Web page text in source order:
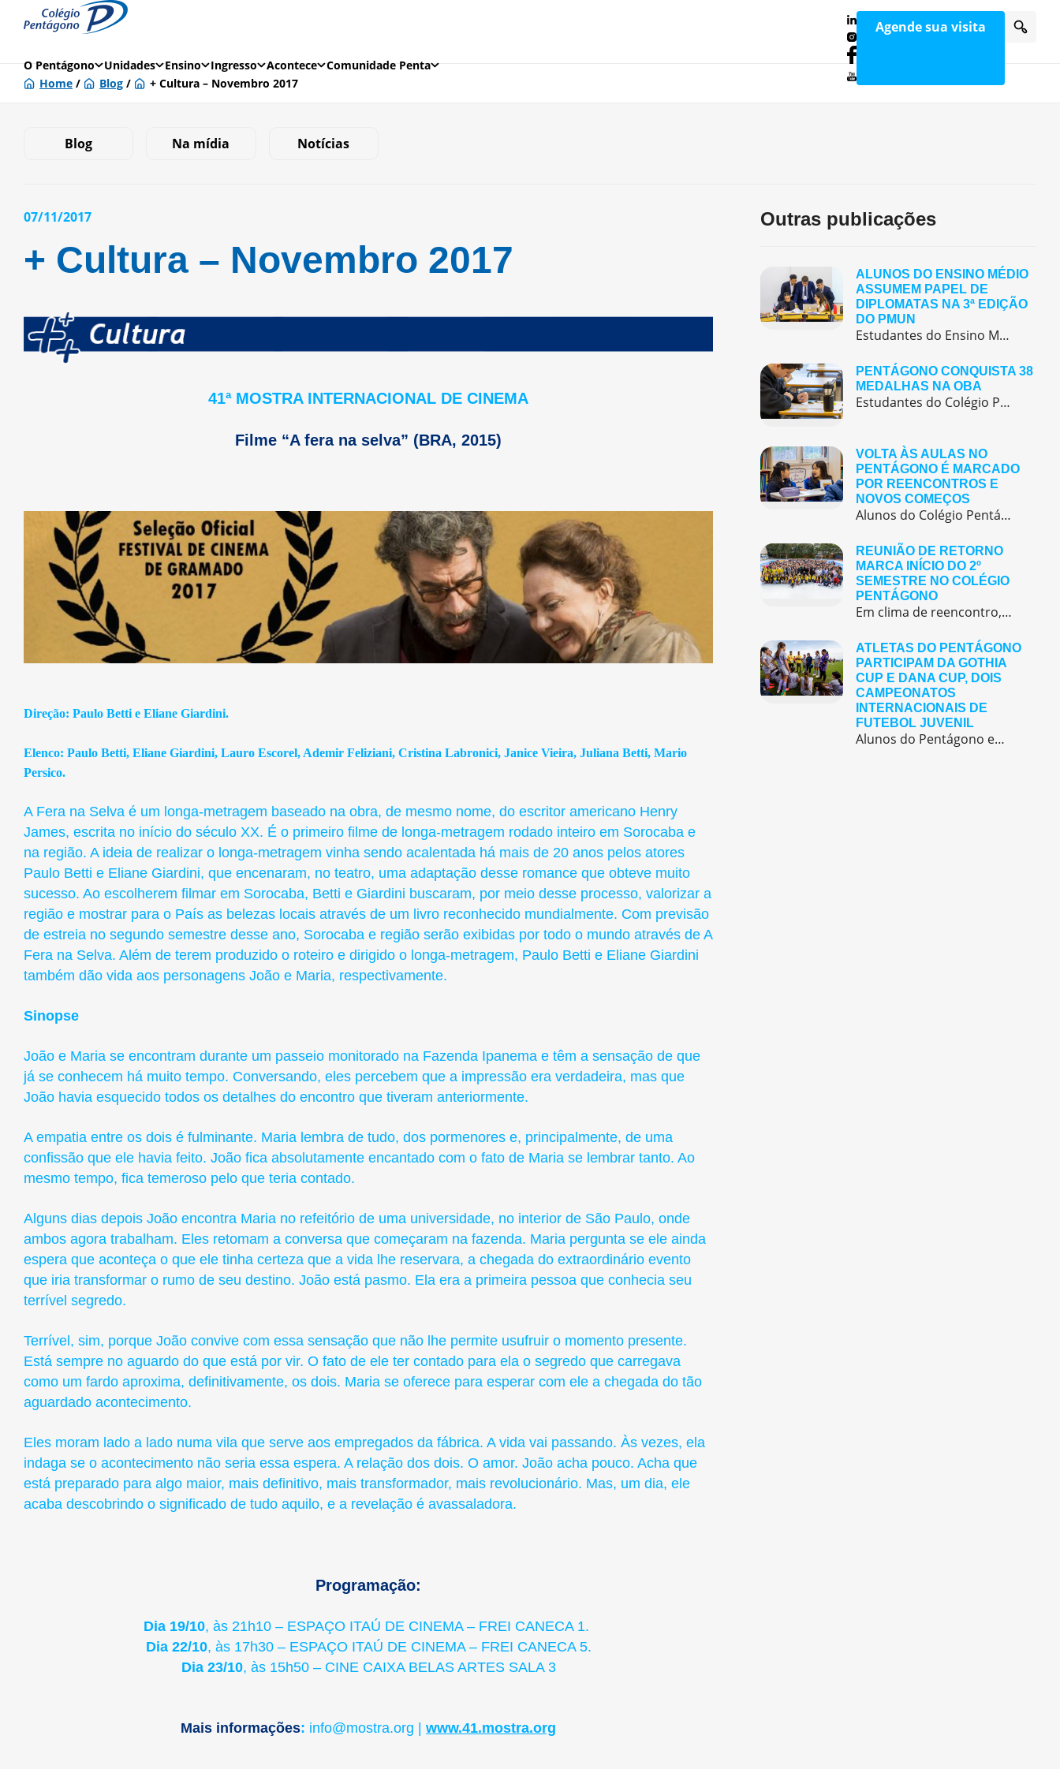
O Pentágono Unidades Ensino Ingresso Acontece Comunidade Penta
Agende sua visita
Home / Blog / + Cultura – Novembro 2017
Blog Na mídia Notícias
07/11/2017
+ Cultura – Novembro 2017
41ª MOSTRA INTERNACIONAL DE CINEMA
Filme “A fera na selva” (BRA, 2015)
Direção: Paulo Betti e Eliane Giardini.
Elenco: Paulo Betti, Eliane Giardini, Lauro Escorel, Ademir Feliziani, Cristina Labronici, Janice Vieira, Juliana Betti, Mario
Persico.
A Fera na Selva é um longa-metragem baseado na obra, de mesmo nome, do escritor americano Henry
James, escrita no início do século XX. É o primeiro filme de longa-metragem rodado inteiro em Sorocaba e
na região. A ideia de realizar o longa-metragem vinha sendo acalentada há mais de 20 anos pelos atores
Paulo Betti e Eliane Giardini, que encenaram, no teatro, uma adaptação desse romance que obteve muito
sucesso. Ao escolherem filmar em Sorocaba, Betti e Giardini buscaram, por meio desse processo, valorizar a
região e mostrar para o País as belezas locais através de um livro reconhecido mundialmente. Com previsão
de estreia no segundo semestre desse ano, Sorocaba e região serão exibidas por todo o mundo através de A
Fera na Selva. Além de terem produzido o roteiro e dirigido o longa-metragem, Paulo Betti e Eliane Giardini
também dão vida aos personagens João e Maria, respectivamente.
Sinopse
João e Maria se encontram durante um passeio monitorado na Fazenda Ipanema e têm a sensação de que
já se conhecem há muito tempo. Conversando, eles percebem que a impressão era verdadeira, mas que
João havia esquecido todos os detalhes do encontro que tiveram anteriormente.
A empatia entre os dois é fulminante. Maria lembra de tudo, dos pormenores e, principalmente, de uma
confissão que ele havia feito. João fica absolutamente encantado com o fato de Maria se lembrar tanto. Ao
mesmo tempo, fica temeroso pelo que teria contado.
Alguns dias depois João encontra Maria no refeitório de uma universidade, no interior de São Paulo, onde
ambos agora trabalham. Eles retomam a conversa que começaram na fazenda. Maria pergunta se ele ainda
espera que aconteça o que ele tinha certeza que a vida lhe reservara, a chegada do extraordinário evento
que iria transformar o rumo de seu destino. João está pasmo. Ela era a primeira pessoa que conhecia seu
terrível segredo.
Terrível, sim, porque João convive com essa sensação que não lhe permite usufruir o momento presente.
Está sempre no aguardo do que está por vir. O fato de ele ter contado para ela o segredo que carregava
como um fardo aproxima, definitivamente, os dois. Maria se oferece para esperar com ele a chegada do tão
aguardado acontecimento.
Eles moram lado a lado numa vila que serve aos empregados da fábrica. A vida vai passando. Às vezes, ela
indaga se o acontecimento não seria essa espera. A relação dos dois. O amor. João acha pouco. Acha que
está preparado para algo maior, mais definitivo, mais transformador, mais revolucionário. Mas, um dia, ele
acaba descobrindo o significado de tudo aquilo, e a revelação é avassaladora.
Programação:
Dia 19/10, às 21h10 – ESPAÇO ITAÚ DE CINEMA – FREI CANECA 1.
Dia 22/10, às 17h30 – ESPAÇO ITAÚ DE CINEMA – FREI CANECA 5.
Dia 23/10, às 15h50 – CINE CAIXA BELAS ARTES SALA 3
Mais informações: info@mostra.org | www.41.mostra.org
Outras publicações
ALUNOS DO ENSINO MÉDIO
ASSUMEM PAPEL DE
DIPLOMATAS NA 3ª EDIÇÃO
DO PMUN
Estudantes do Ensino Médio do Colégio Pentágono protagonizaram uma simulação da ONU, defendendo posições de países em comitês temáticos e vivenciando, na prática, negociações diplomáticas multilíngues.
PENTÁGONO CONQUISTA 38
MEDALHAS NA OBA
Estudantes do Colégio Pentágono conquistam excelente resultado na Olimpíada Brasileira de Astronomia e Astronáutica (OBA) 2025, somando 38 medalhas.
VOLTA ÀS AULAS NO
PENTÁGONO É MARCADO
POR REENCONTROS E
NOVOS COMEÇOS
Alunos do Colégio Pentágono retornaram às aulas trazendo o entusiasmo dos reencontros e o desejo de seguir aprendendo com significado.
REUNIÃO DE RETORNO
MARCA INÍCIO DO 2º
SEMESTRE NO COLÉGIO
PENTÁGONO
Em clima de reencontro, a equipe pedagógica participou da abertura do semestre letivo com treinamentos e simulação de emergência
ATLETAS DO PENTÁGONO
PARTICIPAM DA GOTHIA
CUP E DANA CUP, DOIS
CAMPEONATOS
INTERNACIONAIS DE
FUTEBOL JUVENIL
Alunos do Pentágono embarcaram para a Europa, onde participaram de duas das maiores competições internacionais de futebol juvenil